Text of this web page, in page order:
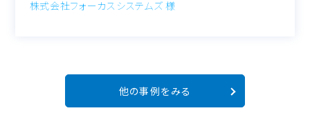
株式会社フォーカスシステムズ 様
他の事例をみる